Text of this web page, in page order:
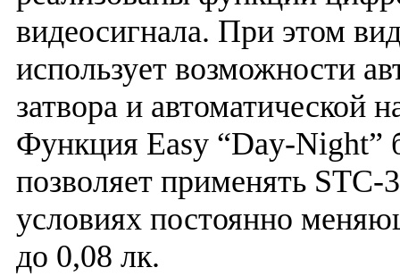
видеосигнала. При этом
использует возможности
затвора и автоматической
Функция Easy “Day-Night”
позволяет применять
условиях постоянно
до 0,08 лк.